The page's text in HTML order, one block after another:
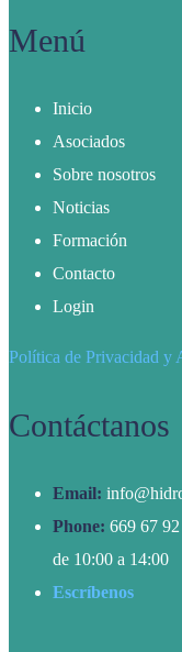
Menú
Inicio
Asociados
Sobre nosotros
Noticias
Formación
Contacto
Login
Política de Privacidad y
Contáctanos
Email:
Phone: 669 67
de 10:00 a 14:00
Escríbenos